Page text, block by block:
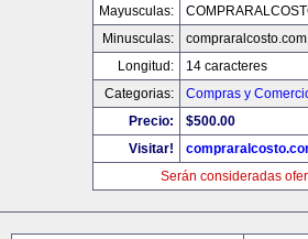
Mayusculas:
Minusculas:
compraralcosto.com
Longitud:
14 caracteres
Categorias:
Compras y
Precio:
$500.00
Visitar!
Serán consideradas